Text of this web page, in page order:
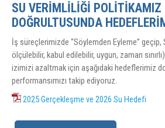
SU VERİMLİLİĞİ POLİTİKAMIZ
DOĞRULTUSUNDA
İş süreçlerimizde “Söylemden Eyleme” geçip,
ölçülebilir, kabul edilebilir, uygun, zaman
izimizi azaltmak için aşağıdaki hedeflerimiz
performansımızı takip ediyoruz.
2025 Gerçekleşme ve 2026 Su Hedefi